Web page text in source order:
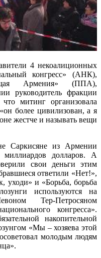
4 некоалиционных
конгресс» (АНК),
Армения» (ППА),
руководитель фракции
митинг организовала
более цивилизован, а я
жестче и называть вещи
Саркисяне из Армении
долларов. А
свои деньги этим
ответили «Нет!»,
уходи» и «Борьба, борьба
используются на
Тер-Петросяном
конгресса».
накопительной
«Мы – хозяева этой
молодым людям